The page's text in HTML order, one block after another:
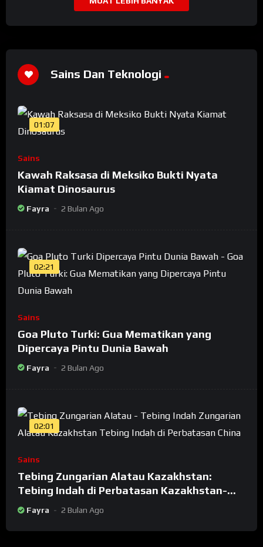
Sains Dan Teknologi
01:07
Sains
Kawah Raksasa di Meksiko Bukti Nyata
Kiamat Dinosaurus
Fayra 2 Bulan Ago
02:21
Sains
Goa Pluto Turki: Gua Mematikan yang
Dipercaya Pintu Dunia Bawah
Fayra 2 Bulan Ago
02:01
Sains
Tebing Zungarian Alatau Kazakhstan:
Tebing Indah di Perbatasan Kazakhstan-
China
Fayra 2 Bulan Ago